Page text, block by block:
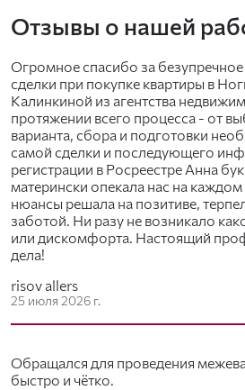
Оказываем ипотечные услуги
недвижимость, предлагаем
программы банков,
договоров с кредитными
Работаем с военными
приобретение жилья —
военнослужащим в получении
субсидий на покупку
жилищных условий.
Работаем с херсонскими
помогаем переселенцам,
правобережную часть
получать субсидии на покупку
Эти и другие услуги оказывают
квалификации, входящие в
Ногинске». Их знания в области
экстерьеров и интерьеров зданий,
маркетинга, других сферах,
наших услуг.
Отзывы о нашей
Огромное спасибо за
сделки при покупке квартиры в
Калинкиной из агентства
протяжении всего процесса - от
варианта, сбора и подготовки
самой сделки и последующего
регистрации в Росреестре Анна
матерински опекала нас на
нюансы решала на позитиве,
заботой. Ни разу не возникало
или дискомфорта. Настоящий
дела!
risov allers
25 июля 2026 г.
Обращался для проведения
быстро и чётко.